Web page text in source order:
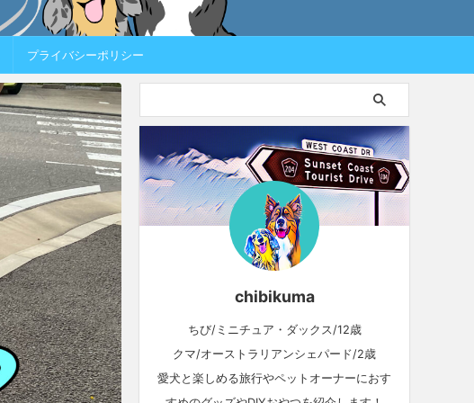
プライバシーポリシー
chibikuma
ちび/ミニチュア・ダックス/12歳
クマ/オーストラリアンシェパード/2歳
愛犬と楽しめる旅行やペットオーナーにおす